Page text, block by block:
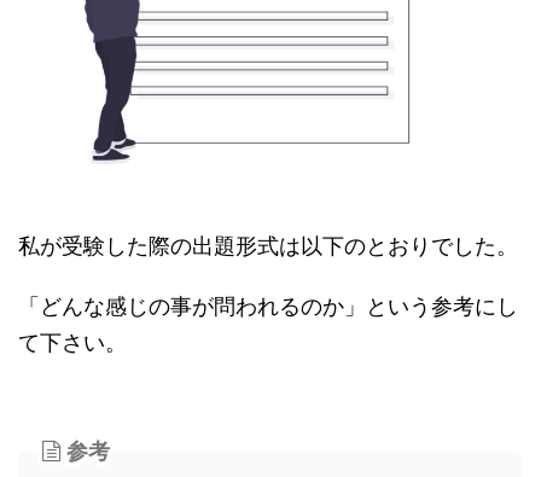
私が受験した際の出題形式は以下のとおりでした。
「どんな感じの事が問われるのか」という参考にし
て下さい。
参考